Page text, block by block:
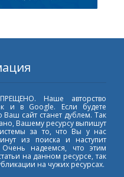
Наше авторство
и в Google. Если будете
Ваш сайт станет дублем. Так
Вашему ресурсу выпишут
за то, что Вы у нас
из поиска и наступит
надеемся, что этим
на данном ресурсе, так
на чужих ресурсах.